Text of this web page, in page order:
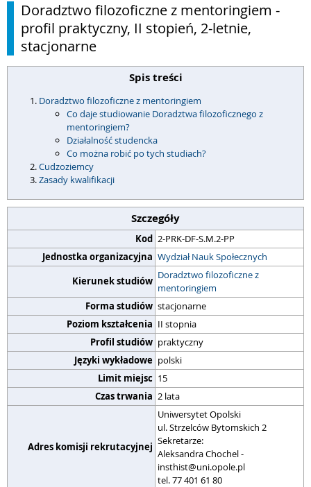
Doradztwo filozoficzne z mentoringiem -
profil praktyczny, II stopień, 2-letnie,
stacjonarne
Spis treści
Doradztwo filozoficzne z mentoringiem
Co daje studiowanie Doradztwa filozoficznego z
mentoringiem?
Działalność studencka
Co można robić po tych studiach?
Cudzoziemcy
Zasady kwalifikacji
Szczegóły
Kod 2-PRK-DF-S.M.2-PP
Jednostka organizacyjna Wydział Nauk Społecznych
Kierunek studiów Doradztwo filozoficzne z
mentoringiem
Forma studiów stacjonarne
Poziom kształcenia II stopnia
Profil studiów praktyczny
Języki wykładowe polski
Limit miejsc 15
Czas trwania 2 lata
Adres komisji rekrutacyjnej
Uniwersytet Opolski
ul. Strzelców Bytomskich 2
Sekretarze:
Aleksandra Chochel -
insthist@uni.opole.pl
tel. 77 401 61 80